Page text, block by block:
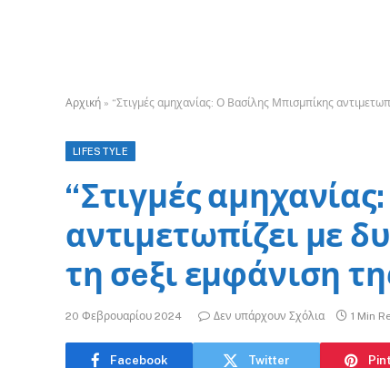
Αρχική » “Στιγμές αμηχανίας: Ο Βασίλης Μπισμπίκης
LIFESTYLE
“Στιγμές
αντιμετωπίζει με
τη σeξι εμφάνιση
20 Φεβρουαρίου 2024 Δεν υπάρχουν Σχόλια 1 Min
Facebook Twitter